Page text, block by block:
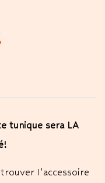
tunique sera LA
l’accessoire